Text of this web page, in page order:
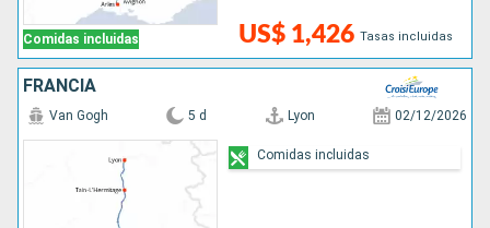
Comidas incluidas US$ 1,426 Tasas incluidas
FRANCIA
Van Gogh 5 d Lyon 02/12/2026
Comidas incluidas